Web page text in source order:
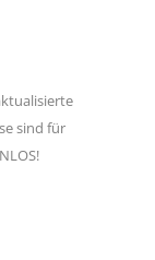
sind für